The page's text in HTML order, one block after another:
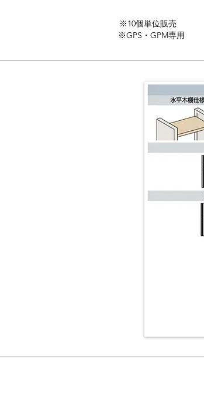
※10個単位販売
※GPS・GPM専用